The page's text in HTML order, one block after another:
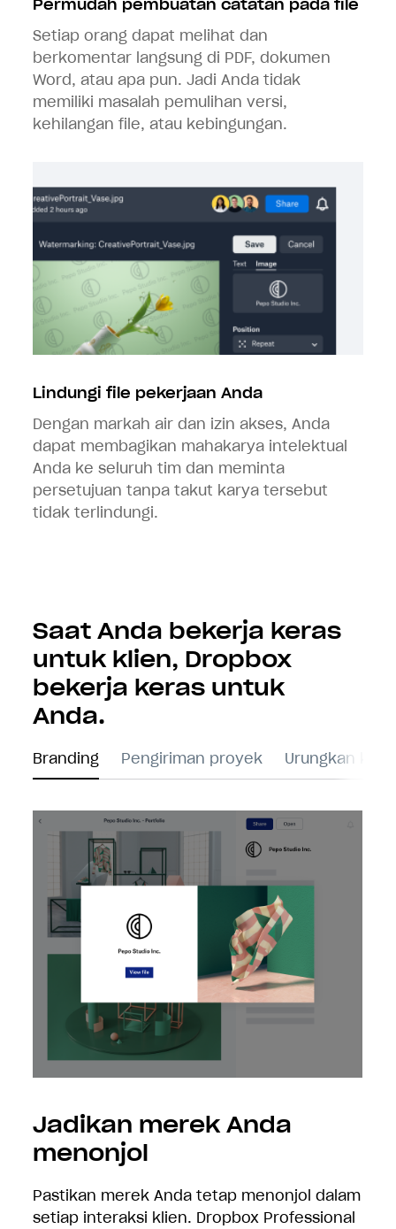
Permudah pembuatan catatan pada file
Setiap orang dapat melihat dan
berkomentar langsung di PDF, dokumen
Word, atau apa pun. Jadi Anda tidak
memiliki masalah pemulihan versi,
kehilangan file, atau kebingungan.
Lindungi file pekerjaan Anda
Dengan markah air dan izin akses, Anda
dapat membagikan mahakarya intelektual
Anda ke seluruh tim dan meminta
persetujuan tanpa takut karya tersebut
tidak terlindungi.
Saat Anda bekerja keras
untuk klien, Dropbox
bekerja keras untuk
Anda.
Branding Pengiriman proyek Urungkan
Jadikan merek Anda
menonjol
Pastikan merek Anda tetap menonjol dalam
setiap interaksi klien. Dropbox Professional
Kirim file besar tanpa mengkhawatirkan
masalah keamanan atau pengiriman.